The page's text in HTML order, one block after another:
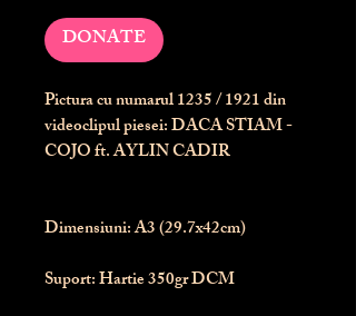
DONATE
Pictura cu numarul1235/ 1921 din
videoclipul piesei: DACA STIAM -
COJO ft. AYLIN CADIR
Dimensiuni: A3 (29.7x42cm)
Suport: Hartie 350gr DCM